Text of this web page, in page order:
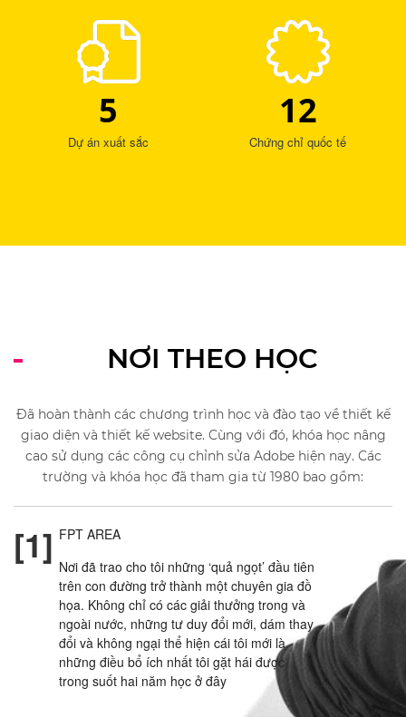
5
Dự án xuất sắc
12
Chứng chỉ quốc tế
NƠI THEO HỌC
Đã hoàn thành các chương trình học và đào tạo về thiết kế
giao diện và thiết kế website. Cùng với đó, khóa học nâng
cao sử dụng các công cụ chỉnh sửa Adobe hiện nay. Các
trường và khóa học đã tham gia từ 1980 bao gồm:
[1] FPT AREA
Nơi đã trao cho tôi những ‘quả ngọt’ đầu tiên
trên con đường trở thành một chuyên gia đồ
họa. Không chỉ có các giải thưởng trong và
ngoài nước, những tư duy đổi mới, dám thay
đổi và không ngại thể hiện cái tôi mới là
những điều bổ ích nhất tôi gặt hái được
trong suốt hai năm học ở đây